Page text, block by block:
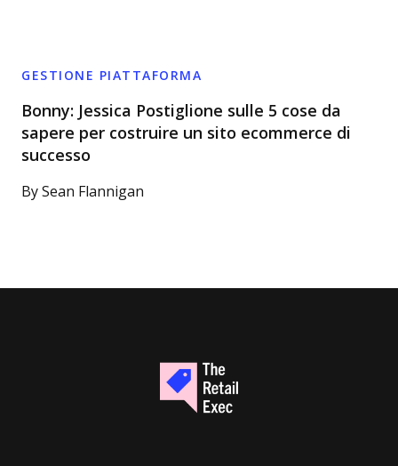
GESTIONE PIATTAFORMA
Bonny: Jessica Postiglione sulle 5 cose da
sapere per costruire un sito ecommerce di
successo
By Sean Flannigan